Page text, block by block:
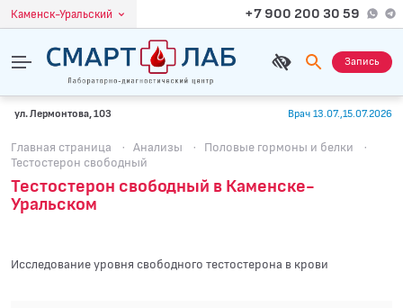
Каменск-Уральский +7 900 200 30 59
Запись
ул. Лермонтова, 103 Врач 13.07.,15.07.2026
Главная страница · Анализы · Половые гормоны и белки
·
Тестостерон свободный
Тестостерон свободный в Каменске-
Уральском
Исследование уровня свободного тестостерона в крови